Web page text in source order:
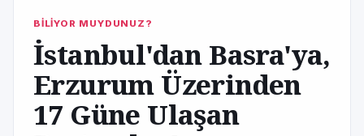
BİLİYOR MUYDUNUZ?
İstanbul'dan Basra'ya,
Erzurum Üzerinden
17 Güne Ulaşan